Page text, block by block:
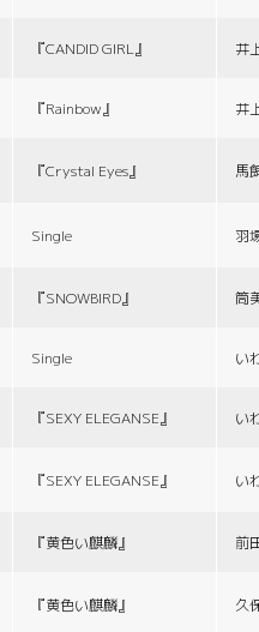
『CANDID GIRL』 井
『Rainbow』 井
『Crystal Eyes』 馬
Single 羽
『SNOWBIRD』 筒
Single い
『SEXY ELEGANSE』 い
『SEXY ELEGANSE』 い
『黄色い麒麟』 前
『黄色い麒麟』 久